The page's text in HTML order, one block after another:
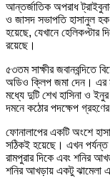
আন্তর্জাতিক অপরাধ
ও জাসদ সভাপতি হাসানুল
হয়েছে, যেখানে হেলিকপ্টার
রয়েছে।
৫৩তম সাক্ষীর জবানবন্দিতে
অডিও ক্লিপ জমা দেন। এর
মধ্যে দুটি শেখ হাসিনা ও
দমনে কঠোর পদক্ষেপ
ফোনালাপের একটি অংশে
সঠিকই হয়েছে। এখন পর্যন্ত
রামপুরার দিকে এবং শনির
শনির আখড়ায় একটু ঝামেলা